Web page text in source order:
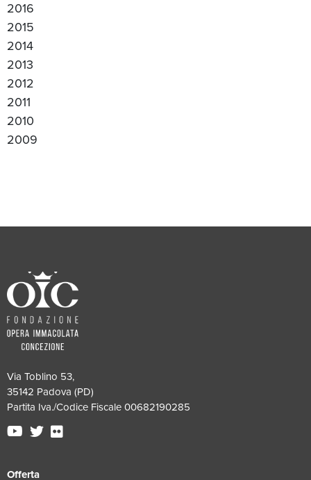
2016
2015
2014
2013
2012
2011
2010
2009
Via Toblino 53,
35142 Padova (PD)
Partita Iva./Codice Fiscale 00682190285
Offerta